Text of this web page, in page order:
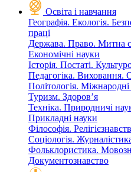
Освіта і навчання
Географія. Екологія.
праці
Держава. Право. Митна
Економічні науки
Історія. Постаті.
Педагогіка. Виховання.
Політологія.
Туризм. Здоров’я
Техніка. Природничі
Прикладні науки
Філософія.
Соціологія.
Фольклористика.
Документознавство